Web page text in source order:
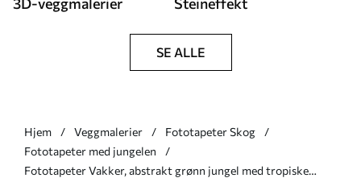
SE ALLE
Hjem Veggmalerier
Fototapeter Skog
Fototapeter med jungelen
Fototapeter Vakker, abstrakt grønn jungel med tropiske